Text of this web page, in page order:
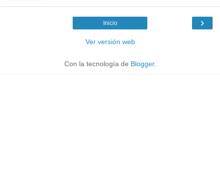
›
Inicio
Ver versión web
Con la tecnología de Blogger.